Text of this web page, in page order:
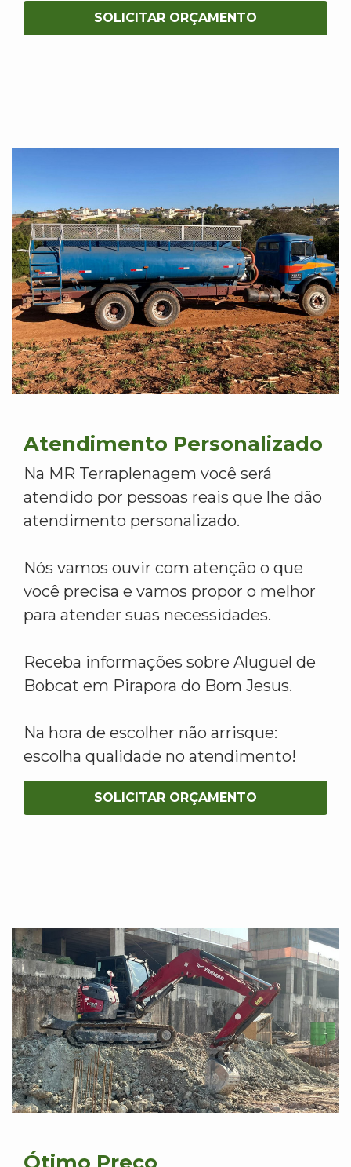
SOLICITAR ORÇAMENTO
Atendimento Personalizado
Na MR Terraplenagem você será
atendido por pessoas reais que lhe dão
atendimento personalizado.
Nós vamos ouvir com atenção o que
você precisa e vamos propor o melhor
para atender suas necessidades.
Receba informações sobre Aluguel de
Bobcat em Pirapora do Bom Jesus.
Na hora de escolher não arrisque:
escolha qualidade no atendimento!
SOLICITAR ORÇAMENTO